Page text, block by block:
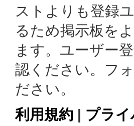
ストよりも登録
るため掲示板を
ます。ユーザー
認ください。フ
ださい。
利用規約 | プラ